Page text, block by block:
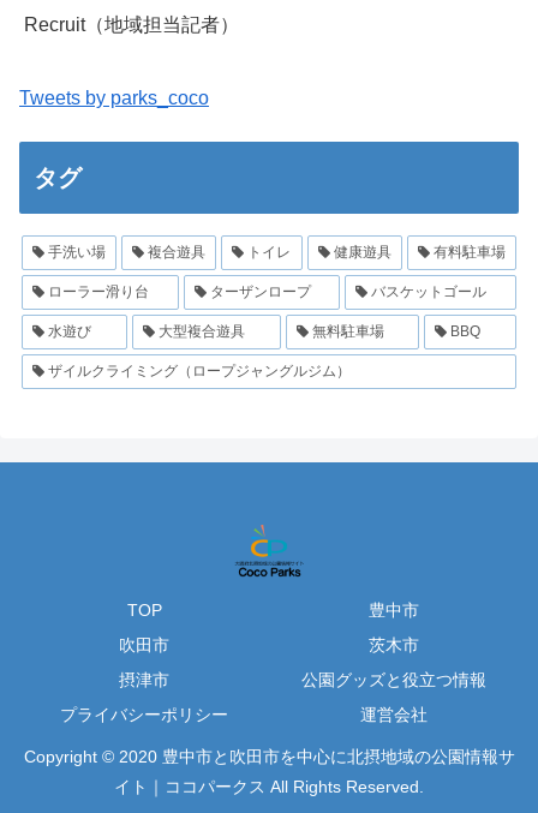
Recruit（地域担当記者）
Tweets by parks_coco
タグ
手洗い場 複合遊具 トイレ 健康遊具 有料駐車場
ローラー滑り台 ターザンロープ バスケットゴール
水遊び 大型複合遊具 無料駐車場 BBQ
ザイルクライミング（ロープジャングルジム）
TOP
豊中市
吹田市
茨木市
摂津市
公園グッズと役立つ情報
プライバシーポリシー
運営会社
Copyright © 2020 豊中市と吹田市を中心に北摂地域の公園情報サ
イト｜ココパークス All Rights Reserved.